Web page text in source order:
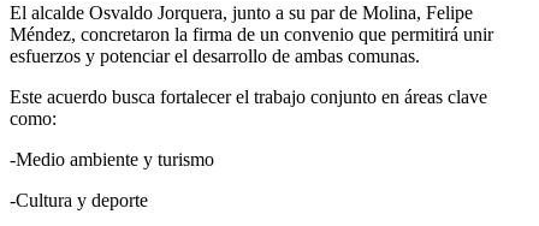
El alcalde Osvaldo Jorquera, junto a su par de Molina, Felipe
Méndez, concretaron la firma de un convenio que permitirá unir
esfuerzos y potenciar el desarrollo de ambas comunas.
Este acuerdo busca fortalecer el trabajo conjunto en áreas clave
como:
-Medio ambiente y turismo
-Cultura y deporte